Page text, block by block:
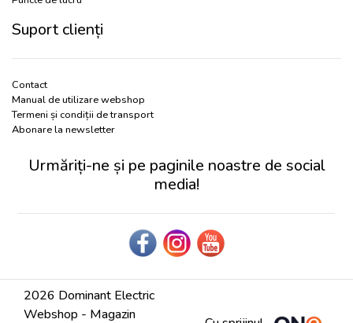
Suport clienți
Contact
Manual de utilizare webshop
Termeni și condiții de transport
Abonare la newsletter
Urmăriți-ne și pe paginile noastre de social
media!
2026 Dominant Electric
Webshop - Magazin